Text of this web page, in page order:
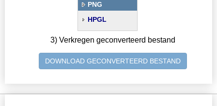
PNG
HPGL
3) Verkregen geconverteerd bestand
DOWNLOAD GECONVERTEERD BESTAND